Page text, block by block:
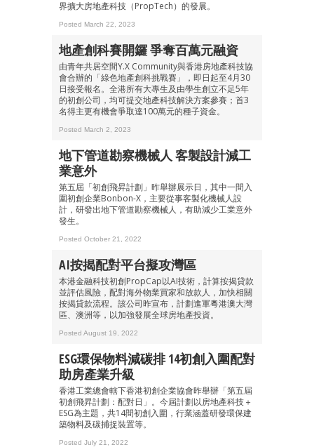
界擴大房地產科技（PropTech）的發展。
Posted March 22, 2023
地產創科賽開鑼 爭奪百萬元融資
由青年共居空間Y.X Community與香港房地產科技協
會合辦的「綠色地產創科挑戰賽」，即日起至4月30
日接受報名。全港所有大專生及由學生創立不足5年
的初創公司，均可提交地產科技解決方案參賽；首3
名得主更有機會爭取達100萬元的種子資金。
Posted March 2, 2023
地下管道勘察機械人 客製設計減工
業意外
第五屆「初創飛昇計劃」昨舉辦展示日，其中一間入
圍初創企業Bonbon-X，主要從事客製化機械人設
計，研發出地下管道勘察機械人，有助減少工業意外
發生。
Posted October 21, 2022
AI按揭配對平台擬攻灣區
本港金融科技初創PropCap以AI技術，計算按揭貸款
並評估風險，配對海外物業買家和放款人，加快相關
按揭貸款流程。該公司昨宣布，計劃進軍粵港澳大灣
區、澳洲等，以加強發展全球房地產投資。
Posted August 19, 2022
ESG環保物料減碳排 14初創入圍配對
助房產業升級
香港工業總會轄下香港初創企業協會昨舉辦「第五屆
初創飛昇計劃：配對日」。今屆計劃以房地產科技＋
ESG為主題，共14間初創入圍，行業涵蓋研發環保建
築物料及碳捕捉裝置等。
Posted July 21, 2022
成為 EJ Tech 會員